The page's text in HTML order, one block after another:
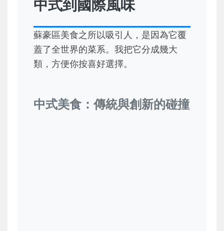
中式到國際風味
蘇豪區美食之所以吸引人，是因為它覆
蓋了全世界的菜系。我把它分成幾大
類，方便你按喜好選擇。
中式美食：傳統與創新的碰撞